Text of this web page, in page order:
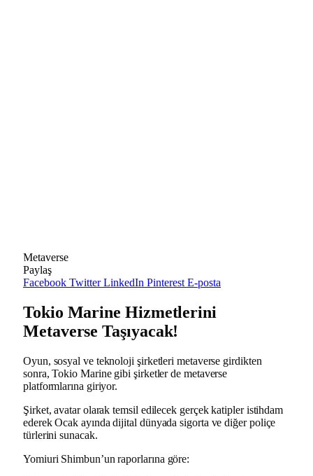
Metaverse
Paylaş
Facebook Twitter LinkedIn Pinterest E-posta
Tokio Marine Hizmetlerini
Metaverse Taşıyacak!
Oyun, sosyal ve teknoloji şirketleri metaverse girdikten
sonra, Tokio Marine gibi şirketler de metaverse
platformlarına giriyor.
Şirket, avatar olarak temsil edilecek gerçek katipler istihdam
ederek Ocak ayında dijital dünyada sigorta ve diğer poliçe
türlerini sunacak.
Yomiuri Shimbun’un raporlarına göre: